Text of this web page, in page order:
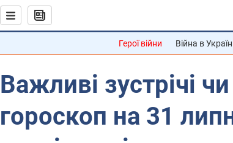
Герої війни Війна в
Важливі зустрічі
гороскоп на 31